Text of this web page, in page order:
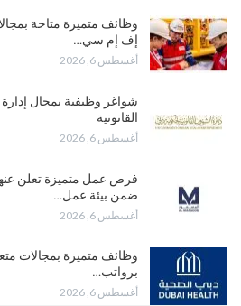
وظائف متميزة متاحة
إف إم سي…
أغسطس 6, 2026
شواغر وظيفية بمجال
القانونية
أغسطس 6, 2026
فرص عمل متميزة تعلن
ضمن بيئة عمل…
أغسطس 6, 2026
وظائف متميزة بمجالات
برواتب…
أغسطس 6, 2026